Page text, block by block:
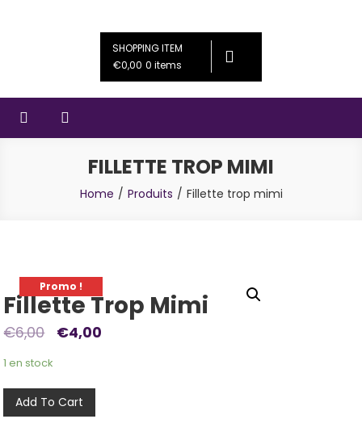
Couleursféériques
SHOPPING ITEM
€0,00 0 items
FILLETTE TROP MIMI
Home Produits Fillette trop mimi
Promo !
Fillette Trop Mimi
€6,00 €4,00
1 en stock
Add To Cart